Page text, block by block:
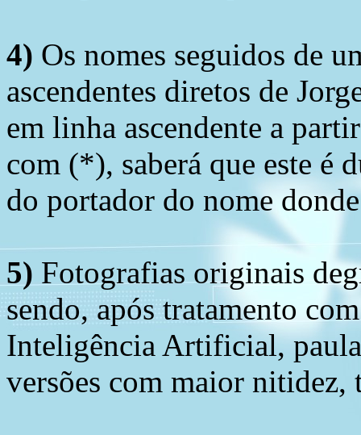
4) Os nomes seguidos de
ascendentes diretos de
em linha ascendente a
com (*), saberá que este é
do portador do nome
5) Fotografias originais
sendo, após tratamento
Inteligência Artificial,
versões com maior nitidez,